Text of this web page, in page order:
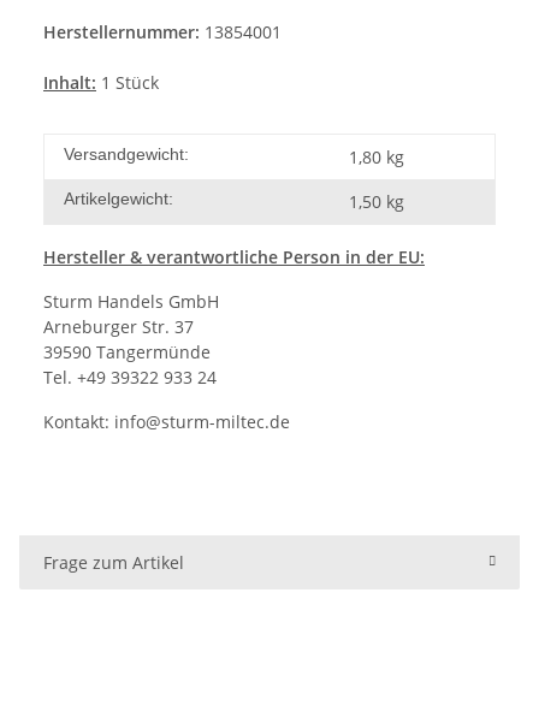
Herstellernummer: 13854001
Inhalt: 1 Stück
Versandgewicht: 1,80 kg
Artikelgewicht: 1,50 kg
Hersteller & verantwortliche Person in der EU:
Sturm Handels GmbH
Arneburger Str. 37
39590 Tangermünde
Tel. +49 39322 933 24
Kontakt: info@sturm-miltec.de
Frage zum Artikel